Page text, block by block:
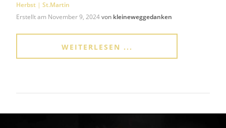
Herbst | St.Martin
Erstellt am November 9, 2024von kleineweggedanken
WEITERLESEN ...